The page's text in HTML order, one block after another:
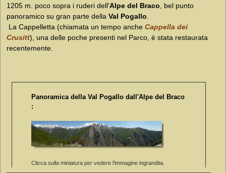
1205 m. poco sopra i ruderi dell'Alpe del Braco, bel punto
panoramico su gran parte della Val Pogallo.
La Cappelletta (chiamata un tempo anche Cappella dei
Crusitt), una delle poche presenti nel Parco, è stata restaurata
recentemente.
Panoramica della Val Pogallo dall'Alpe del Braco
:
Clicca sulla miniatura per vedere l'immagine ingrandita.